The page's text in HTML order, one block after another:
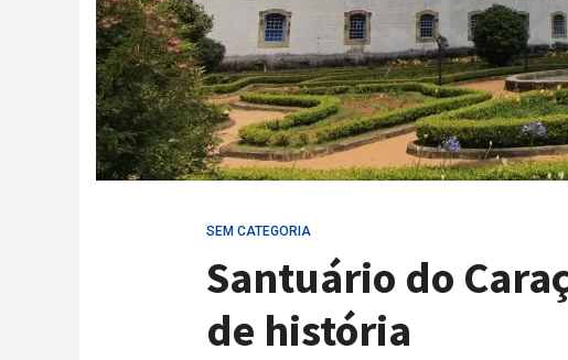
SEM CATEGORIA
Santuário do
de história